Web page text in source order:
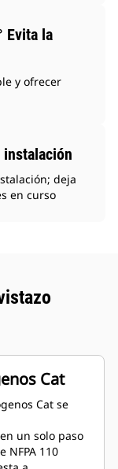
Evita la
y ofrecer
instalación
deja
en curso
Cat
Cat se
un solo paso
NFPA 110